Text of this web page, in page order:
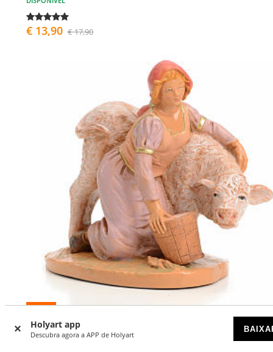
Holyart app
Descubra agora a APP de Holyart
€ 13,90 € 17,90
-19
Julia 12 cm Fontanini edição limitada 2013